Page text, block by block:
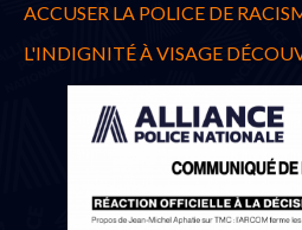
ACCUSER LA POLICE DE
L'INDIGNITÉ À VISAGE